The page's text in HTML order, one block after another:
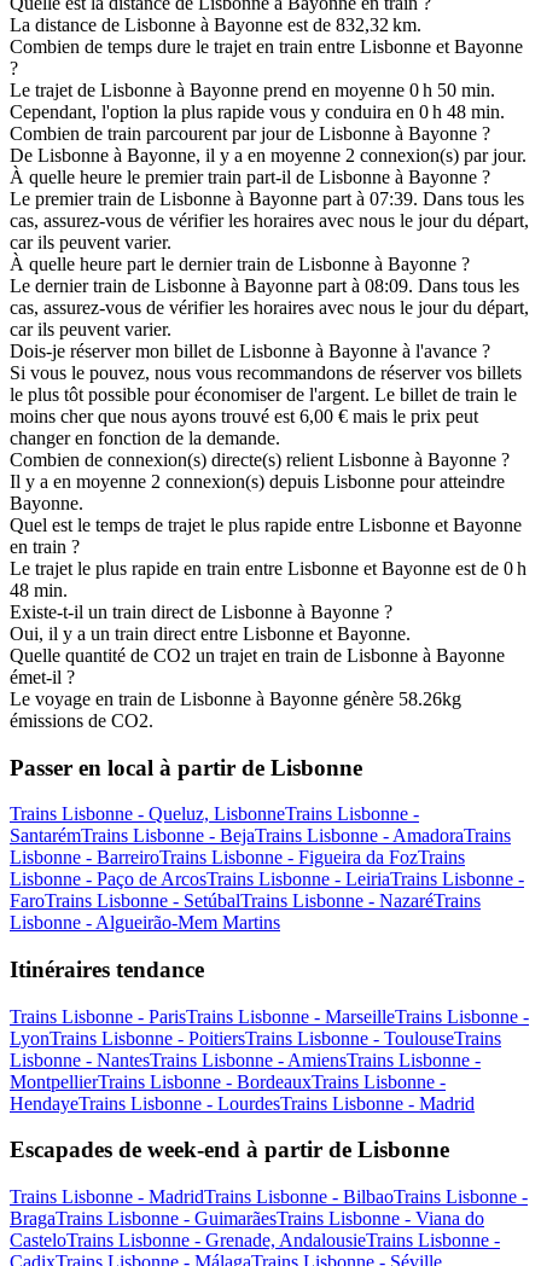
La distance de Lisbonne à Bayonne est de 832,32 km.
Combien de temps dure le trajet en train entre Lisbonne et Bayonne
?
Le trajet de Lisbonne à Bayonne prend en moyenne 0 h 50 min.
Cependant, l'option la plus rapide vous y conduira en 0 h 48 min.
Combien de train parcourent par jour de Lisbonne à Bayonne ?
De Lisbonne à Bayonne, il y a en moyenne 2 connexion(s) par jour.
À quelle heure le premier train part-il de Lisbonne à Bayonne ?
Le premier train de Lisbonne à Bayonne part à 07:39. Dans tous les
cas, assurez-vous de vérifier les horaires avec nous le jour du départ,
car ils peuvent varier.
À quelle heure part le dernier train de Lisbonne à Bayonne ?
Le dernier train de Lisbonne à Bayonne part à 08:09. Dans tous les
cas, assurez-vous de vérifier les horaires avec nous le jour du départ,
car ils peuvent varier.
Dois-je réserver mon billet de Lisbonne à Bayonne à l'avance ?
Si vous le pouvez, nous vous recommandons de réserver vos billets
le plus tôt possible pour économiser de l'argent. Le billet de train le
moins cher que nous ayons trouvé est 6,00 € mais le prix peut
changer en fonction de la demande.
Combien de connexion(s) directe(s) relient Lisbonne à Bayonne ?
Il y a en moyenne 2 connexion(s) depuis Lisbonne pour atteindre
Bayonne.
Quel est le temps de trajet le plus rapide entre Lisbonne et Bayonne
en train ?
Le trajet le plus rapide en train entre Lisbonne et Bayonne est de 0 h
48 min.
Existe-t-il un train direct de Lisbonne à Bayonne ?
Oui, il y a un train direct entre Lisbonne et Bayonne.
Quelle quantité de CO2 un trajet en train de Lisbonne à Bayonne
émet-il ?
Le voyage en train de Lisbonne à Bayonne génère 58.26kg
émissions de CO2.
Passer en local à partir de Lisbonne
Trains Lisbonne - Queluz, LisbonneTrains Lisbonne -
SantarémTrains Lisbonne - BejaTrains Lisbonne - AmadoraTrains
Lisbonne - BarreiroTrains Lisbonne - Figueira da FozTrains
Lisbonne - Paço de ArcosTrains Lisbonne - LeiriaTrains Lisbonne -
FaroTrains Lisbonne - SetúbalTrains Lisbonne - NazaréTrains
Lisbonne - Algueirão-Mem Martins
Itinéraires tendance
Trains Lisbonne - ParisTrains Lisbonne - MarseilleTrains Lisbonne -
LyonTrains Lisbonne - PoitiersTrains Lisbonne - ToulouseTrains
Lisbonne - NantesTrains Lisbonne - AmiensTrains Lisbonne -
MontpellierTrains Lisbonne - BordeauxTrains Lisbonne -
HendayeTrains Lisbonne - LourdesTrains Lisbonne - Madrid
Escapades de week-end à partir de Lisbonne
Trains Lisbonne - MadridTrains Lisbonne - BilbaoTrains Lisbonne -
BragaTrains Lisbonne - GuimarãesTrains Lisbonne - Viana do
CasteloTrains Lisbonne - Grenade, AndalousieTrains Lisbonne -